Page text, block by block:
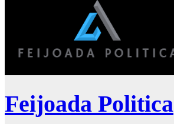
Feijoada Politica